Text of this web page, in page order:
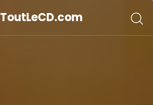
ToutLeCD.com